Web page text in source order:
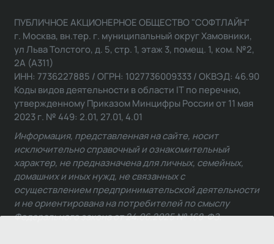
ПУБЛИЧНОЕ АКЦИОНЕРНОЕ ОБЩЕСТВО "СОФТЛАЙН"
г. Москва, вн.тер. г. муниципальный округ Хамовники,
ул Льва Толстого, д. 5, стр. 1, этаж 3, помещ. 1, ком. №2,
2А (А311)
ИНН: 7736227885 / ОГРН: 1027736009333 / ОКВЭД: 46.90
Коды видов деятельности в области IT по перечню,
утвержденному Приказом Минцифры России от 11 мая
2023 г. № 449: 2.01, 27.01, 4.01
Информация, представленная на сайте, носит
исключительно справочный и ознакомительный
характер, не предназначена для личных, семейных,
домашних и иных нужд, не связанных с
осуществлением предпринимательской деятельности
и не ориентирована на потребителей по смыслу
Федерального закона от 24.06.2025 № 168-ФЗ.